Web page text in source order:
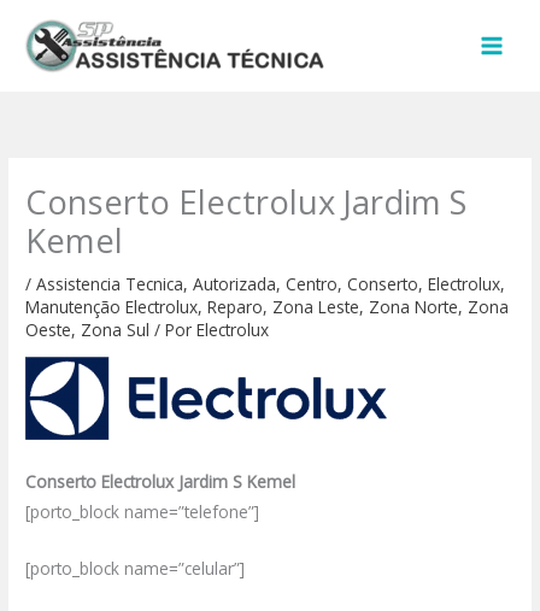
para
Conserto Electrolux Jardim S
Kemel
/Assistencia Tecnica,Autorizada,Centro,Conserto,Electrolux,
Manutenção Electrolux,Reparo, Zona Leste, Zona Norte, Zona
Oeste, Zona Sul / PorElectrolux
Conserto Electrolux Jardim S Kemel
[porto_block name=”telefone”]
[porto_block name=”celular”]